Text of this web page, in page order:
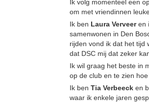
Ik volg momenteel een
om met vriendinnen
Ik ben Laura Verveeren
samenwonen in Den
rijden vond ik dat het tijd
dat DSC mij dat zeker
Ik wil graag het beste in
op de club en te zien hoe
Ik ben Tia Verbeeck en
waar ik enkele jaren